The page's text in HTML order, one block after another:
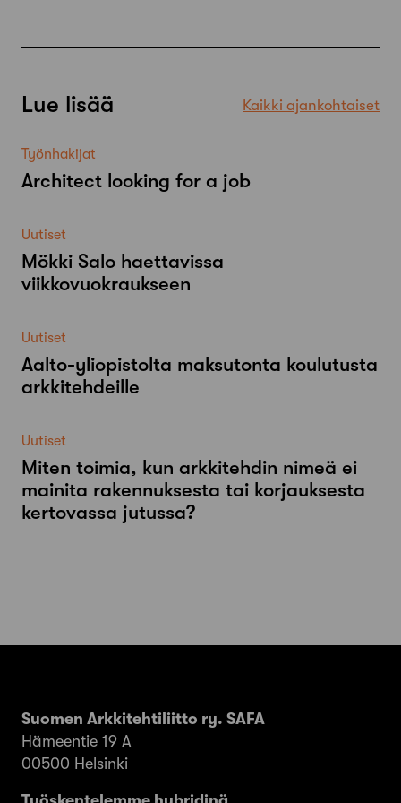
Lue lisää Kaikki ajankohtaiset
Työnhakijat
Architect looking for a job
Uutiset
Mökki Salo haettavissa
viikkovuokraukseen
Uutiset
Aalto-​yliopistolta maksutonta koulutusta
arkkitehdeille
Uutiset
Miten toimia, kun arkkitehdin nimeä ei
mainita rakennuksesta tai korjauksesta
kertovassa jutussa?
Suomen Arkkitehtiliitto ry. SAFA
Hämeentie 19 A
00500 Helsinki